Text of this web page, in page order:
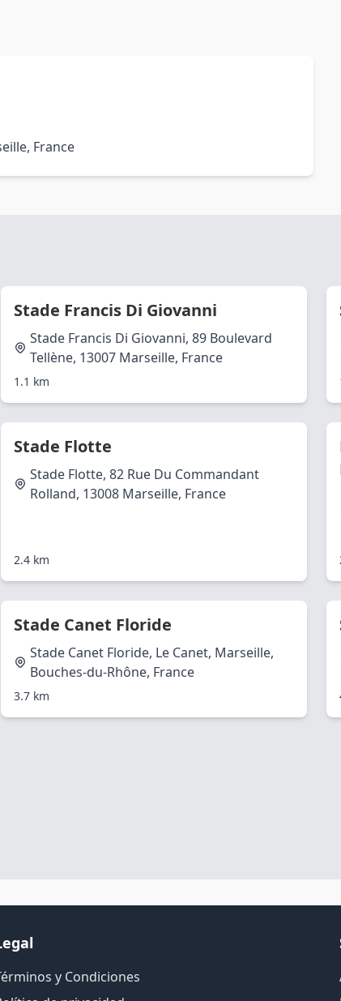
France
Stade Francis Di Giovanni
Stade Francis Di Giovanni, 89 Boulevard
Tellène, 13007 Marseille, France
1.1 km
Stade Flotte
Stade Flotte, 82 Rue Du Commandant
Rolland, 13008 Marseille, France
2.4 km
Stade Canet Floride
Stade Canet Floride, Le Canet, Marseille,
Bouches-du-Rhône, France
3.7 km
y Condiciones